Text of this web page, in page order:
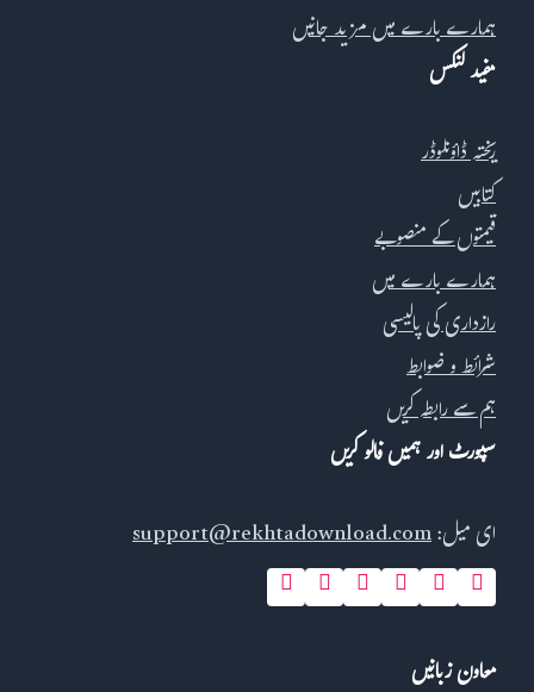
ہمارے بارے میں مزید جانیں
مفید لنکس
ریختہ ڈاؤنلوڈر
کتابیں
قیمتوں کے منصوبے
ہمارے بارے میں
رازداری کی پالیسی
شرائط و ضوابط
ہم سے رابطہ کریں
سپورٹ اور ہمیں فالو کریں
ای میل:support@rekhtadownload.com
معاون زبانیں